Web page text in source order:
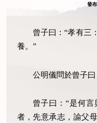
發
曾子曰：“孝有三
養。”
公明儀問於曾子
曾子曰：“是何
者，先意承志，諭父